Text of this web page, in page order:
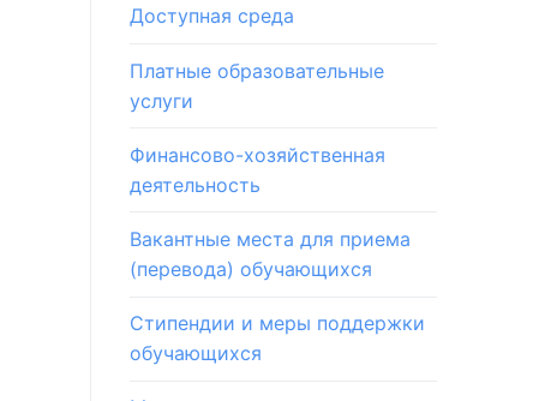
Доступная среда
Платные образовательные
услуги
Финансово-хозяйственная
деятельность
Вакантные места для приема
(перевода) обучающихся
Стипендии и меры поддержки
обучающихся